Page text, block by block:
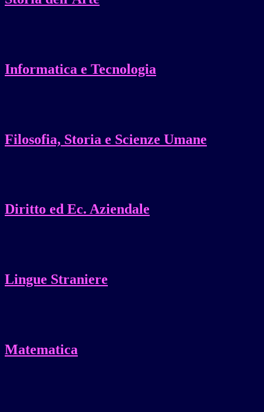
Informatica e Tecnologia
Filosofia, Storia e Scienze Umane
Diritto ed Ec. Aziendale
Lingue Straniere
Matematica